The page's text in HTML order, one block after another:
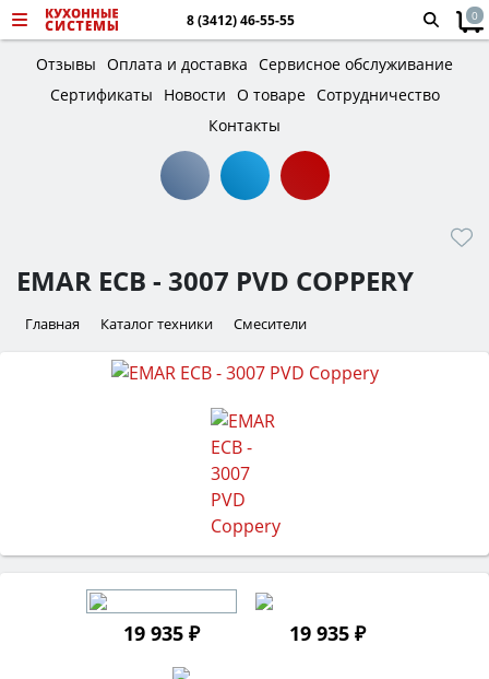
8 (3412) 46-55-55 0
Отзывы Оплата и доставка Сервисное обслуживание
Сертификаты
Новости О товаре Сотрудничество
Контакты
EMAR ECB - 3007 PVD COPPERY
Главная Каталог техники Смесители
19 935 ₽ 19 935 ₽